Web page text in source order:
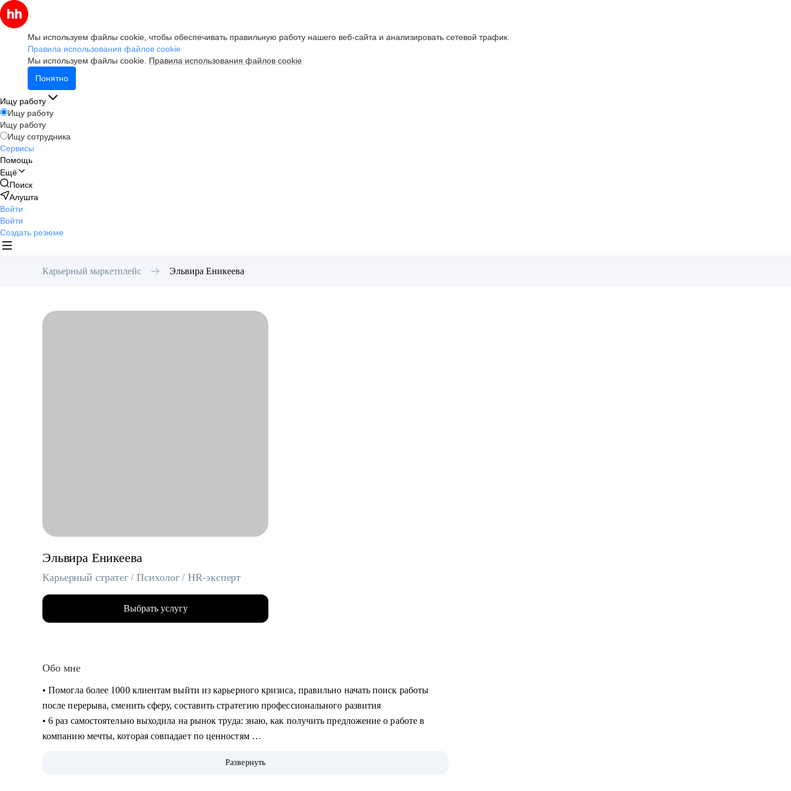
Мы используем файлы cookie, чтобы обеспечивать правильную работу нашего веб-сайта и анализировать сетевой трафик.
Правила использования файлов cookie
Мы используем файлы cookie. Правила использования файлов cookie
Понятно
Ищу работу
Ищу работу
Ищу работу
Ищу сотрудника
Сервисы
Помощь
Ещё
Поиск
Алушта
Войти
Войти
Создать резюме
Карьерный маркетплейс Эльвира Еникеева
Эльвира Еникеева
Карьерный стратег / Психолог / HR-эксперт
Выбрать услугу
Обо мне
‌‌‌‌‌• Помогла более 1000 клиентам выйти из карьерного кризиса, правильно начать поиск работы
после перерыва, сменить сферу, составить стратегию профессионального развития
‌‌• 6 раз самостоятельно выходила на рынок труда: знаю, как получить предложение о работе в
компанию мечты, которая совпадает по ценностям
Развернуть